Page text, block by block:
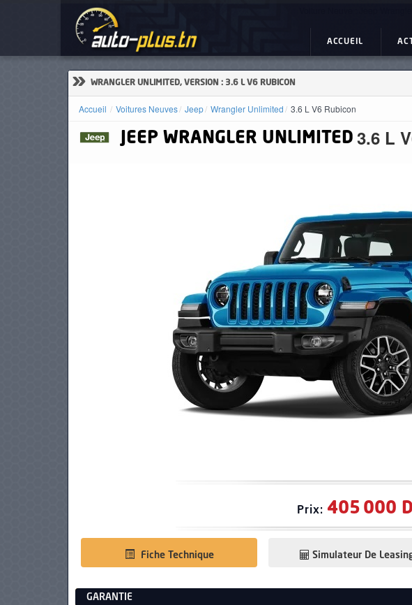
ACCUEIL
» WRANGLER UNLIMITED, VERSION : 3.6 L V6 RUBICON
Accueil Voitures Neuves Jeep Wrangler Unlimited 3.6 L V6 Rubicon
JEEP WRANGLER UNLIMITED 3.6 L
Prix: 405 000
Fiche Technique Simulateur De
GARANTIE
ACTUALITÉS